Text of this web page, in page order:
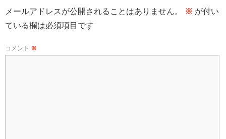
メールアドレスが公開されることはありません。 ※ が付い
ている欄は必須項目です
コメント ※